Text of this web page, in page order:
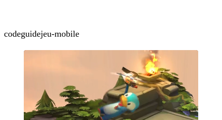
codeguidejeu-mobile